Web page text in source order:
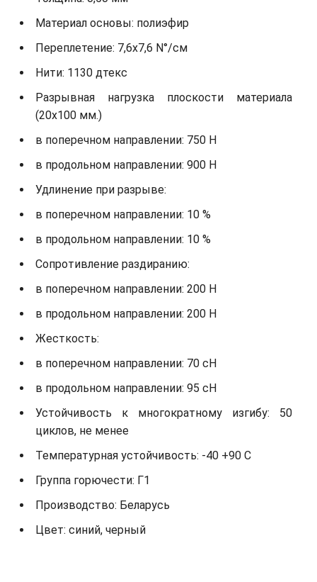
Материал основы: полиэфир
Переплетение: 7,6х7,6 N°/см
Нити: 1130 дтекс
Разрывная нагрузка плоскости материала
(20х100 мм.)
в поперечном направлении: 750 Н
в продольном направлении: 900 Н
Удлинение при разрыве:
в поперечном направлении: 10 %
в продольном направлении: 10 %
Сопротивление раздиранию:
в поперечном направлении: 200 Н
в продольном направлении: 200 Н
Жесткость:
в поперечном направлении: 70 сН
в продольном направлении: 95 сН
Устойчивость к многократному изгибу: 50
циклов, не менее
Температурная устойчивость: -40 +90 С
Группа горючести: Г1
Производство: Беларусь
Цвет: синий, черный